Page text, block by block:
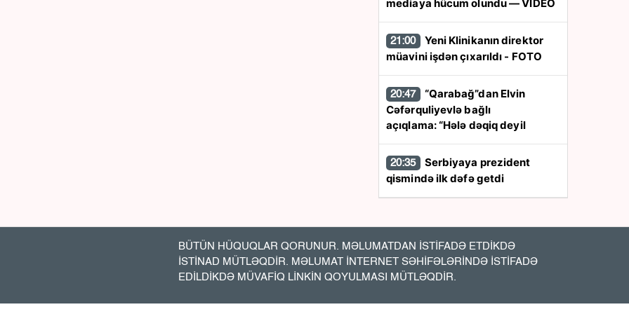
mediaya hücum olundu — VİDEO
21:00
müavini işdən çıxarıldı - FOTO
20:47
Cəfərquliyevlə bağlı
açıqlama: “Hələ dəqiq deyil
20:35
qismində ilk dəfə getdi
idarəetmə panellərini satdılar
- KMBİ saxladı
Türkiyə gəmisi dron
hücumuna məruz qaldı - Fotolar
BÜTÜN HÜQUQLAR QORUNUR. MƏLUMATDAN İSTİFADƏ ETDİKDƏ
İSTİNAD MÜTLƏQDİR. MƏLUMAT İNTERNET SƏHİFƏLƏRİNDƏ İSTİFADƏ
EDİLDİKDƏ MÜVAFİQ LİNKİN QOYULMASI MÜTLƏQDİR.